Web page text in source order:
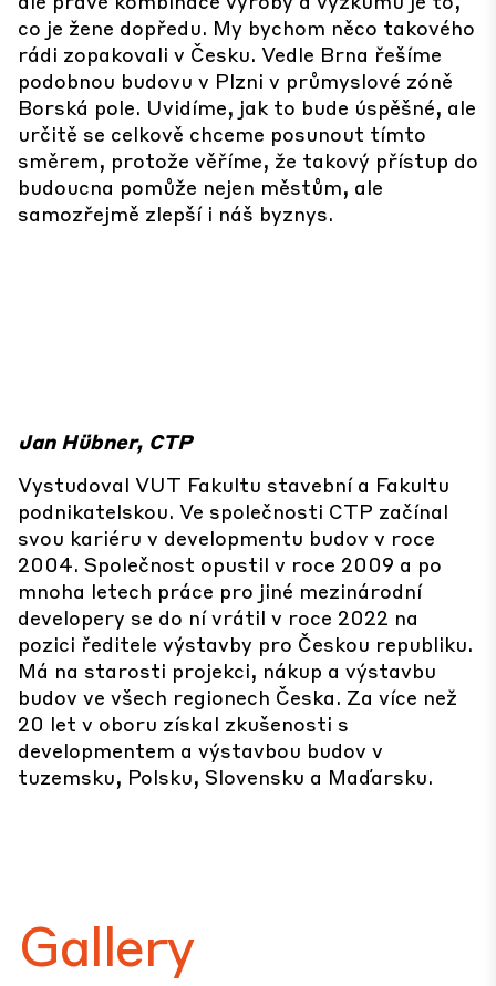
co je žene dopředu. My bychom něco takového
rádi zopakovali v Česku. Vedle Brna řešíme
podobnou budovu v Plzni v průmyslové zóně
Borská pole. Uvidíme, jak to bude úspěšné, ale
určitě se celkově chceme posunout tímto
směrem, protože věříme, že takový přístup do
budoucna pomůže nejen městům, ale
samozřejmě zlepší i náš byznys.
Jan Hübner, CTP
Vystudoval VUT Fakultu stavební a Fakultu
pod­nikatelskou. Ve společnosti CTP začínal
svou kariéru v developmentu budov v roce
2004. Společnost opustil v roce 2009 a po
mnoha letech práce pro jiné mezinárodní
developery se do ní vrátil v roce 2022 na
pozici ředitele výstavby pro Českou republiku.
Má na starosti projekci, nákup a výstavbu
budov ve všech re­gionech Česka. Za více než
20 let v oboru získal zkušenosti s
developmentem a výstavbou bu­dov v
tuzemsku, Polsku, Slovensku a Maďarsku.
Gallery